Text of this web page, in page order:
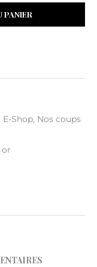
PANIER
E-Shop, Nos coups
or